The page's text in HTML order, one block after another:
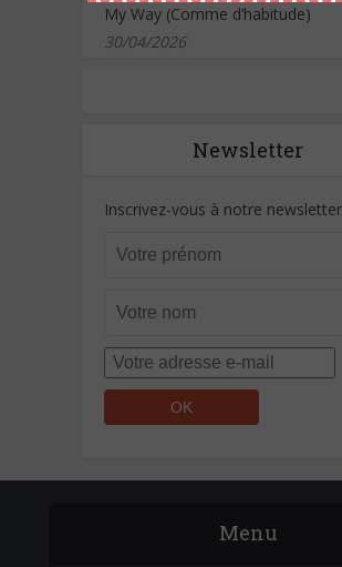
My Way (Comme d’habitude)
30/04/2026
Newsletter
Inscrivez-vous à notre
Menu